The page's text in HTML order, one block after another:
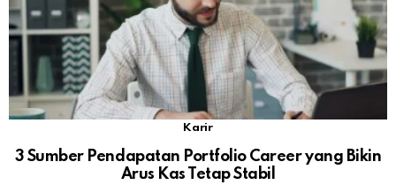
Karir
3 Sumber Pendapatan Portfolio Career yang Bikin
Arus Kas Tetap Stabil